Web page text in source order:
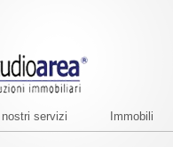
I nostri servizi Immobili